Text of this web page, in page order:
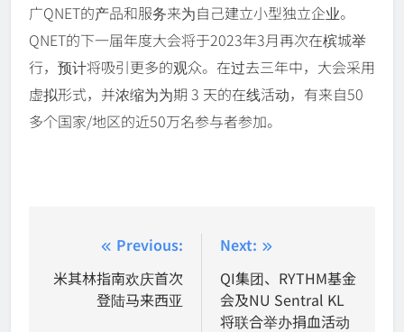
广QNET的产品和服务来为自己建立小型独立企业。
QNET的下一届年度大会将于2023年3月再次在槟城举
行，预计将吸引更多的观众。在过去三年中，大会采用
虚拟形式，并浓缩为为期 3 天的在线活动，有来自50
多个国家/地区的近50万名参与者参加。
navigation
Previous:
米其林指南欢庆首次
登陆马来西亚
Next:
QI集团、RYTHM基金
会及NU Sentral KL
将联合举办捐血活动